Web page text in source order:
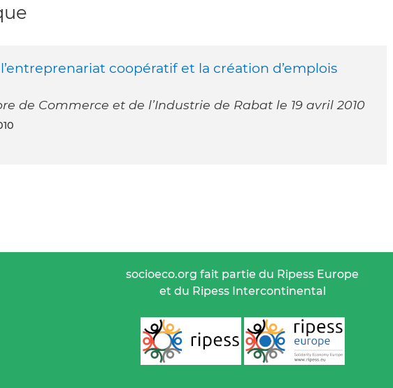
coopératif et la création d’emplois
de Commerce et de l’Industrie de Rabat le 19 avril 2010
socioeco.org fait partie du Ripess Europe
et du Ripess Intercontinental